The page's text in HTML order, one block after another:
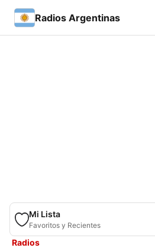
Radios Argentinas
Mi Lista
Favoritos y Recientes
Radios